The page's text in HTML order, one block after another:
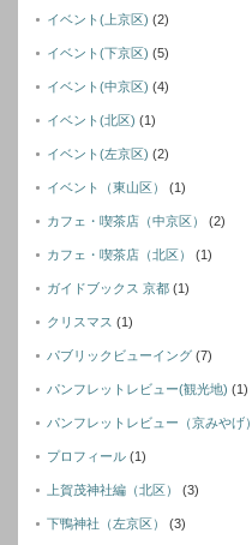
イベント(上京区) (2)
イベント(下京区) (5)
イベント(中京区) (4)
イベント(北区) (1)
イベント(左京区) (2)
イベント（東山区） (1)
カフェ・喫茶店（中京区） (2)
カフェ・喫茶店（北区） (1)
ガイドブックス 京都 (1)
クリスマス (1)
パブリックビューイング (7)
パンフレットレビュー(観光地) (1)
パンフレットレビュー（京みやげ）
プロフィール (1)
上賀茂神社編（北区） (3)
下鴨神社（左京区） (3)